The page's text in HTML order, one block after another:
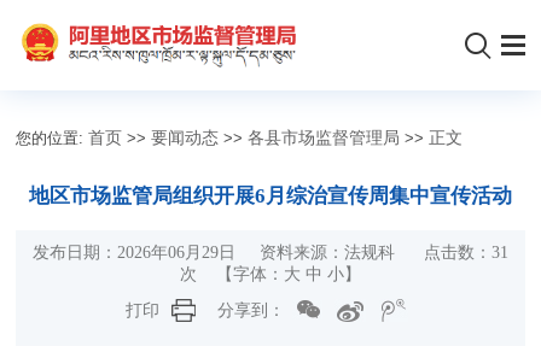
您的位置:首页 >>要闻动态 >>各县市场监督管理局 >> 正文
地区市场监管局组织开展6月综治宣传周集中宣传活动
发布日期：2026年06月29日 资料来源：法规科 点击数： 31
次
【字体： 大 中 小】
打印
分享到：